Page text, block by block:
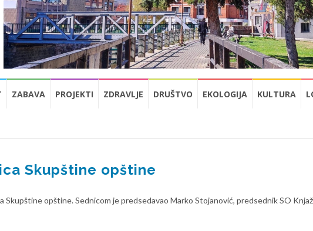
ZABAVA PROJEKTI ZDRAVLJE DRUŠTVO EKOLOGIJA KULTURA
Skupštine opštine
Skupštine opštine. Sednicom je predsedavao Marko Stojanović, predsednik SO